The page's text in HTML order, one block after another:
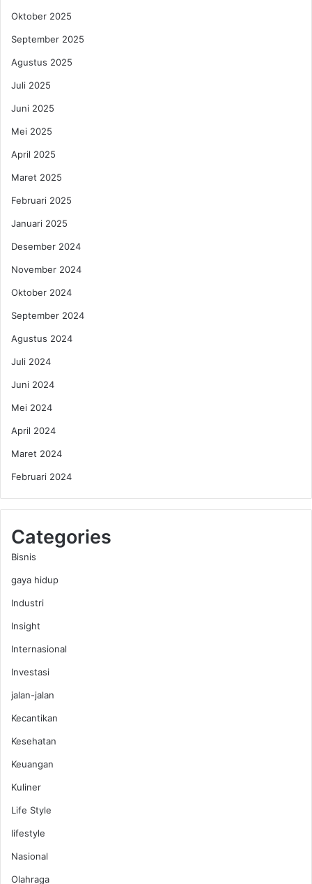
Oktober 2025
September 2025
Agustus 2025
Juli 2025
Juni 2025
Mei 2025
April 2025
Maret 2025
Februari 2025
Januari 2025
Desember 2024
November 2024
Oktober 2024
September 2024
Agustus 2024
Juli 2024
Juni 2024
Mei 2024
April 2024
Maret 2024
Februari 2024
Categories
Bisnis
gaya hidup
Industri
Insight
Internasional
Investasi
jalan-jalan
Kecantikan
Kesehatan
Keuangan
Kuliner
Life Style
lifestyle
Nasional
Olahraga